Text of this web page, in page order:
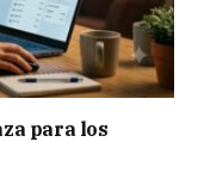
para los